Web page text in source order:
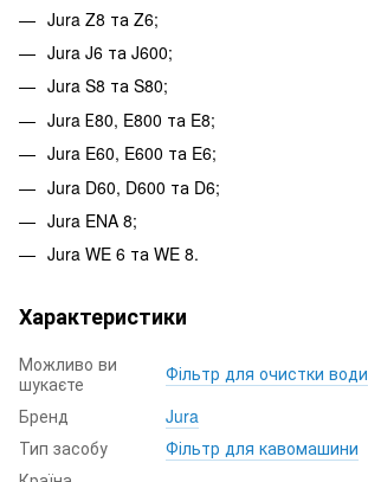
Jura Z8 та Z6;
Jura J6 та J600;
Jura S8 та S80;
Jura Е80, E800 та E8;
Jura E60, E600 та E6;
Jura D60, D600 та D6;
Jura ENA 8;
Jura WE 6 та WE 8.
Характеристики
Можливо ви
шукаєте
Фільтр для очистки води
Бренд
Jura
Тип засобу
Фільтр для кавомашини